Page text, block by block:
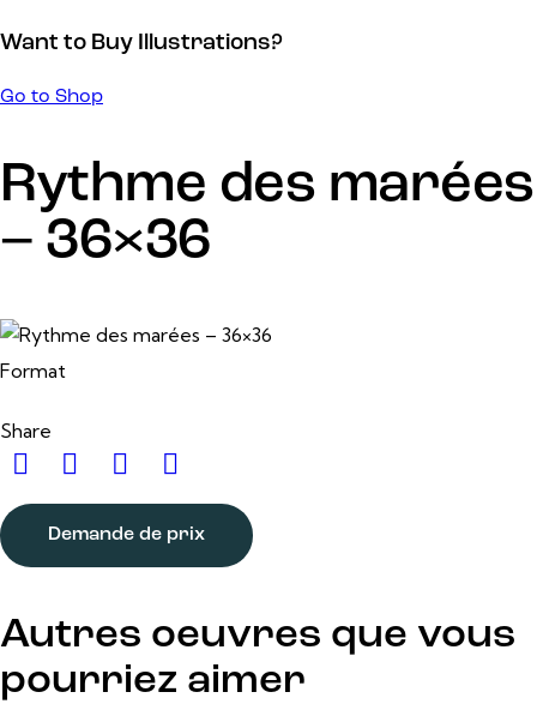
Want to Buy Illustrations?
Go to Shop
Rythme des marées
– 36×36
Format
Share
Demande de prix
Autres oeuvres que vous
pourriez aimer